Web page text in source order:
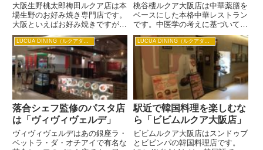
大阪生野桃太郎梅田ルクア店は本
場生野のお好み焼き専門店です。
大阪といえばお好み焼きですが、
大阪生野桃太郎梅田ルクア店では
そんな大阪の下町庶民文化から生
まれた元祖大阪お好み焼きが食べ
られます。 おすすめはいもすじ
ねぎ玉のお好み焼き。もともと
は...
桃谷樓ルクア大阪店は中華薬膳を
ベースにした本格中華レストラン
です。中医学の考えに基づいて考
えたメニューはおいしく食べて健
康になることをメインに、旬の食
材やその季節に合わせた効能を積
極的に取り入れています。北京ダ
ックからふかひれの姿煮こみま
LUCUA DINING（ルクアダイニング）
落合シェフ監修のパスタ店
は「ヴィヴィヴェルデ」
ヴィヴィヴェルデはあの銀座ラ・
ベットラ・ダ・オチアイで有名な
LUCUA DINING（ルクアダイニング）
駅近で韓国料理を楽しむな
ら「ビビムルクア大阪店」
ビビムルクア大阪店はスンドゥブ
とビビンパの韓国料理店です。